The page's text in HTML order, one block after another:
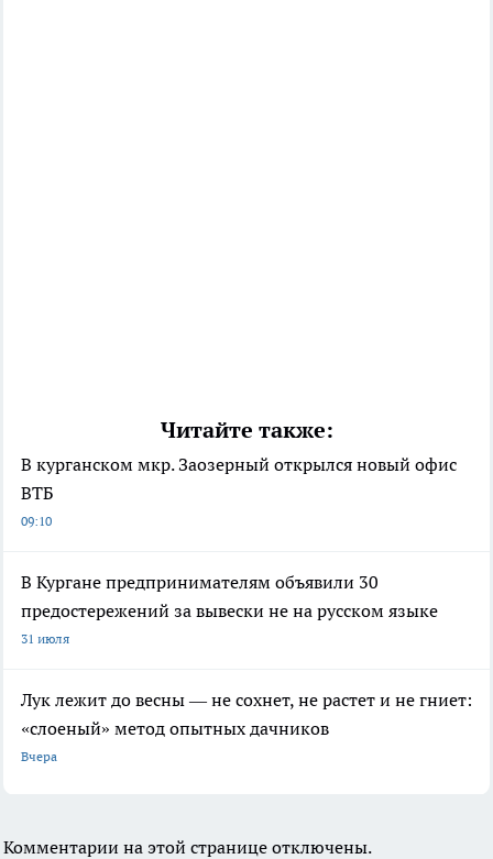
Читайте также:
В курганском мкр. Заозерный открылся новый офис
ВТБ
09:10
В Кургане предпринимателям объявили 30
предостережений за вывески не на русском языке
31 июля
Лук лежит до весны — не сохнет, не растет и не гниет:
«слоеный» метод опытных дачников
Вчера
Комментарии на этой странице отключены.